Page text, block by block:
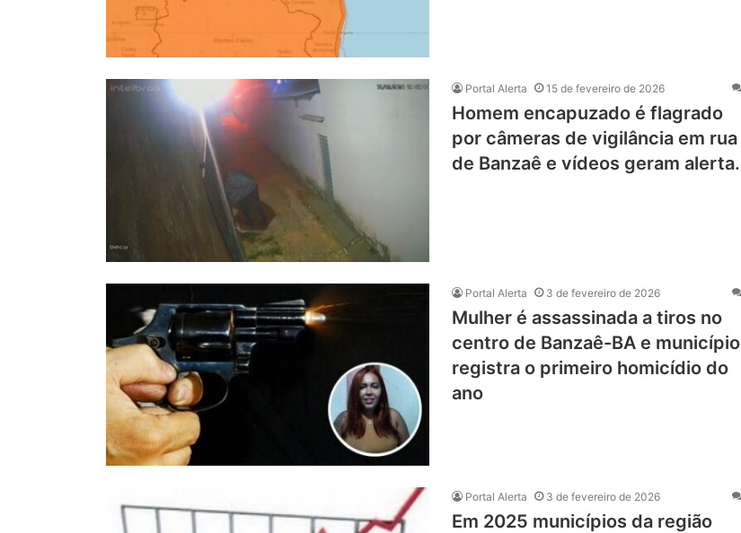
Portal Alerta 15 de fevereiro de 2026
Homem encapuzado é flagrado
por câmeras de vigilância em rua
de Banzaê e vídeos geram alerta.
Portal Alerta 3 de fevereiro de 2026
Mulher é assassinada a tiros no
centro de Banzaê-BA e município
registra o primeiro homicídio do
ano
Portal Alerta 3 de fevereiro de 2026
Em 2025 municípios da região